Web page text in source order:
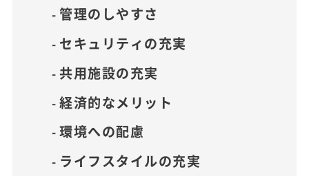
管理のしやすさ
セキュリティの充実
共用施設の充実
経済的なメリット
環境への配慮
ライフスタイルの充実